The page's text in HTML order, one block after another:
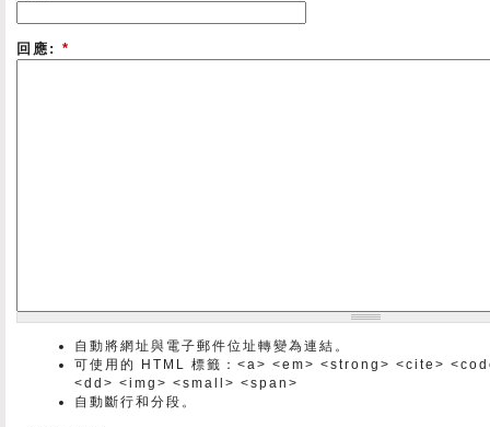
回應: *
自動將網址與電子郵件位址轉變為連結。
可使用的 HTML 標籤：<a> <em> <strong> <cite>
<dd> <img> <small> <span>
自動斷行和分段。